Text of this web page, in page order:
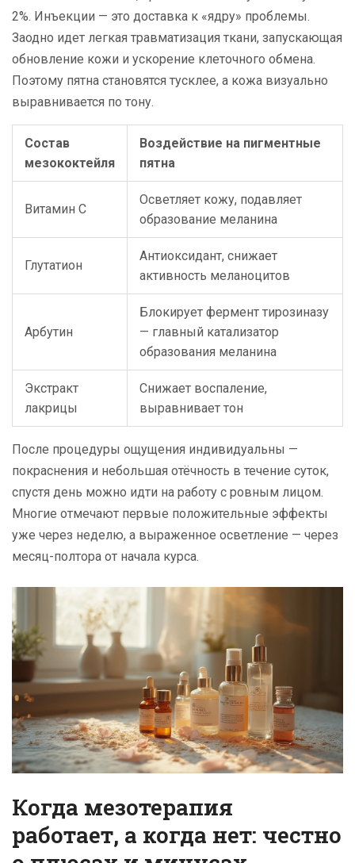
2%. Инъекции — это доставка к «ядру» проблемы.
Заодно идет легкая травматизация ткани, запускающая
обновление кожи и ускорение клеточного обмена.
Поэтому пятна становятся тусклее, а кожа визуально
выравнивается по тону.
Состав
мезококтейля
Воздействие на пигментные
пятна
Витамин С
Осветляет кожу, подавляет
образование меланина
Глутатион
Антиоксидант, снижает
активность меланоцитов
Арбутин
Блокирует фермент тирозиназу
— главный катализатор
образования меланина
Экстракт
лакрицы
Снижает воспаление,
выравнивает тон
После процедуры ощущения индивидуальны —
покраснения и небольшая отёчность в течение суток,
спустя день можно идти на работу с ровным лицом.
Многие отмечают первые положительные эффекты
уже через неделю, а выраженное осветление — через
месяц-полтора от начала курса.
Когда мезотерапия
работает, а когда нет: честно